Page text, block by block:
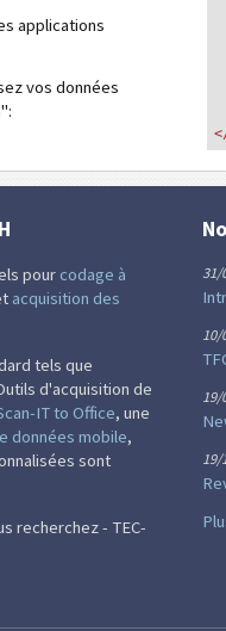
applications
vos données
pour codage à
acquisition des
tels que
d'acquisition de
IT to Office, une
données mobile,
sont
recherchez - TEC-
31/
10/
19/
19/